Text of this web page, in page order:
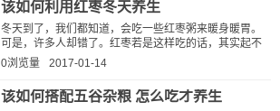
该如何利用红枣冬天养生
冬天到了，我们都知道，会吃一些红枣粥来暖身暖胃。
可是，许多人却错了。红枣若是这样吃的话，其实起不
到红枣的最大营养的。今天，就和大家...
0浏览量 2017-01-14
该如何搭配五谷杂粮 怎么吃才养生